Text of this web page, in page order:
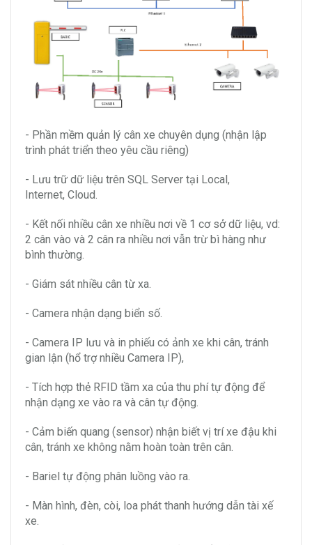
- Phần mềm quản lý cân xe chuyên dụng (nhận lập
trình phát triển theo yêu cầu riêng)
- Lưu trữ dữ liệu trên SQL Server tại Local,
Internet, Cloud.
- Kết nối nhiều cân xe nhiều nơi về 1 cơ sở dữ liệu, vd:
2 cân vào và 2 cân ra nhiều nơi vẫn trừ bì hàng như
bình thường.
- Giám sát nhiều cân từ xa.
- Camera nhận dạng biển số.
- Camera IP lưu và in phiếu có ảnh xe khi cân, tránh
gian lận (hổ trợ nhiều Camera IP),
- Tích hợp thẻ RFID tầm xa của thu phí tự động để
nhận dạng xe vào ra và cân tự động.
- Cảm biến quang (sensor) nhận biết vị trí xe đậu khi
cân, tránh xe không nằm hoàn toàn trên cân.
- Bariel tự động phân luồng vào ra.
- Màn hình, đèn, còi, loa phát thanh hướng dẫn tài xế
xe.